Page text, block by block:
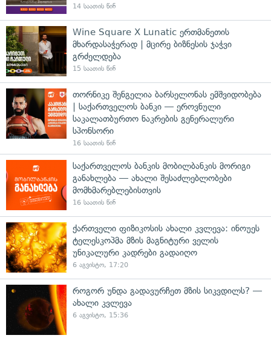
14 საათის წინ
Wine Square X Lunatic ერთმანეთის
მხარდასაჭერად | მცირე ბიზნესის ჯაჭვი
გრძელდება
15 საათის წინ
თორნიკე შენგელია ბარსელონას ემშვიდობება
| საქართველოს ბანკი — ეროვნული
საკალათბურთო ნაკრების გენერალური
სპონსორი
16 საათის წინ
საქართველოს ბანკის მობილბანკის მორიგი
განახლება — ახალი შესაძლებლობები
მომხმარებლებისთვის
16 საათის წინ
ქართველი ფიზიკოსის ახალი კვლევა: ინოუეს
ტელესკოპმა მზის მაგნიტური ველის
უნიკალური კადრები გადაიღო
6 აგვისტო, 17:20
როგორ უნდა გადავურჩეთ მზის სიკვდილს? —
ახალი კვლევა
6 აგვისტო, 15:36